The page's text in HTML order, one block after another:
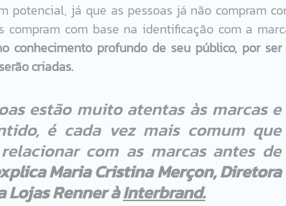
potencial, já que as pessoas já não compram
com base na identificação com a
conhecimento profundo de seu público, por
criadas.
estão muito atentas às marcas e
é cada vez mais comum que
com as marcas antes de
Maria Cristina Merçon, Diretora
Lojas Renner à Interbrand.